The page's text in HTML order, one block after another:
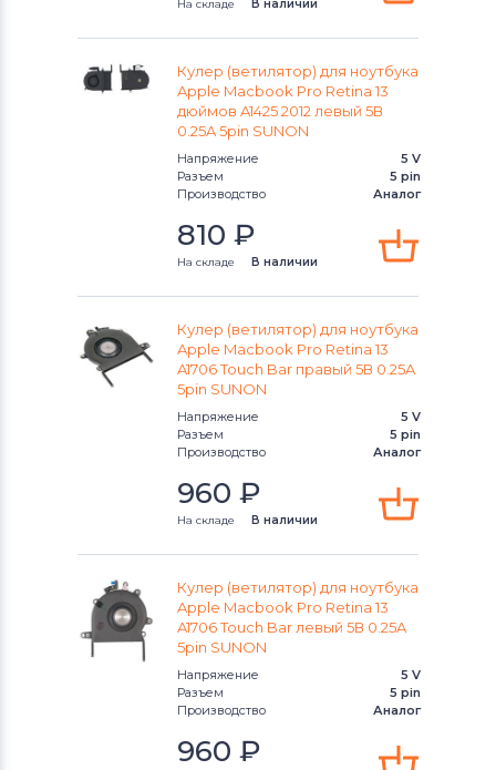
Вентиляторы (кулеры)
Вентиляторы (кулеры)Roverbook
Вентиляторы (кулеры)Toshiba
Вентиляторы (кулеры)
Универсальный
Вентиляторы (кулеры)Alienware
Вентиляторы (кулеры) Casper
На складе В наличии
Кулер (ветилятор) для ноутбука
Apple Macbook Pro Retina 13
дюймов A1425 2012 левый 5В
0.25A 5pin SUNON
Напряжение
5 V
Разъем
5 pin
Производство
Аналог
810 ₽
На складе В наличии
Кулер (ветилятор) для ноутбука
Apple Macbook Pro Retina 13
A1706 Touch Bar правый 5В 0.25A
5pin SUNON
Напряжение
5 V
Разъем
5 pin
Производство
Аналог
960 ₽
На складе В наличии
Кулер (ветилятор) для ноутбука
Apple Macbook Pro Retina 13
A1706 Touch Bar левый 5В 0.25A
5pin SUNON
Напряжение
5 V
Разъем
5 pin
Производство
Аналог
960 ₽